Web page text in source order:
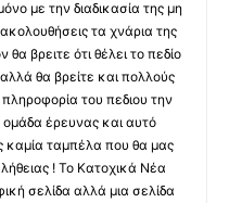
με την διαδικασία της μη
τα χνάρια της
βρειτε ότι θέλει το πεδίο
θα βρείτε και πολλούς
του πεδιου την
έρευνας και αυτό
καμία ταμπέλα που θα μας
! Το Κατοχικά Νέα
σελίδα αλλά μια σελίδα